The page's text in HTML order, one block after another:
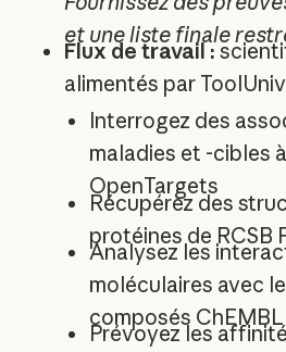
et une liste finale
Flux de travail :
alimentés par
Interrogez des
maladies et -cibles
OpenTargets
Récupérez des
protéines de RCSB
Analysez les
moléculaires avec
composés ChEMBL
Prévoyez les